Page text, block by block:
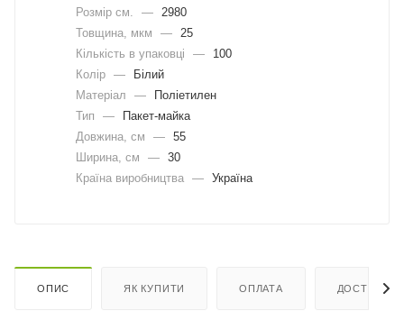
Розмір см.
—
2980
Товщина, мкм
—
25
Кількість в упаковці
—
100
Колір —
Білий
Матеріал
—
Поліетилен
Тип
—
Пакет-майка
Довжина, cм
— 55
Ширина, cм
— 30
Країна виробництва — Україна
ОПИС ЯК КУПИТИ ОПЛАТА ДОСТАВКА